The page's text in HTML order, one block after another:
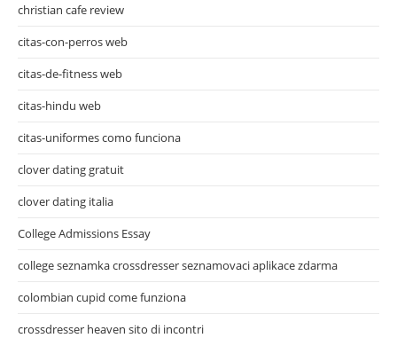
christian cafe review
citas-con-perros web
citas-de-fitness web
citas-hindu web
citas-uniformes como funciona
clover dating gratuit
clover dating italia
College Admissions Essay
college seznamka crossdresser seznamovaci aplikace zdarma
colombian cupid come funziona
crossdresser heaven sito di incontri